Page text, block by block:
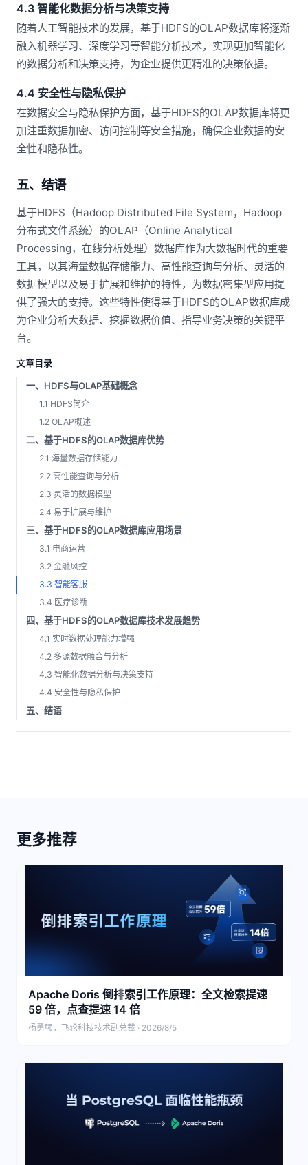
4.3 智能化数据分析与决策支持
随着人工智能技术的发展，基于HDFS的OLAP数据库将逐渐
融入机器学习、深度学习等智能分析技术，实现更加智能化
的数据分析和决策支持，为企业提供更精准的决策依据。
4.4 安全性与隐私保护
在数据安全与隐私保护方面，基于HDFS的OLAP数据库将更
加注重数据加密、访问控制等安全措施，确保企业数据的安
全性和隐私性。
五、结语
基于HDFS（Hadoop Distributed File System，Hadoop
分布式文件系统）的OLAP（Online Analytical
Processing，在线分析处理）数据库作为大数据时代的重要
工具，以其海量数据存储能力、高性能查询与分析、灵活的
数据模型以及易于扩展和维护的特性，为数据密集型应用提
供了强大的支持。这些特性使得基于HDFS的OLAP数据库成
为企业分析大数据、挖掘数据价值、指导业务决策的关键平
台。
文章目录
一、HDFS与OLAP基础概念
1.1 HDFS简介
1.2 OLAP概述
二、基于HDFS的OLAP数据库优势
2.1 海量数据存储能力
2.2 高性能查询与分析
2.3 灵活的数据模型
2.4 易于扩展与维护
三、基于HDFS的OLAP数据库应用场景
3.1 电商运营
3.2 金融风控
3.3 智能客服
3.4 医疗诊断
四、基于HDFS的OLAP数据库技术发展趋势
4.1 实时数据处理能力增强
4.2 多源数据融合与分析
4.3 智能化数据分析与决策支持
4.4 安全性与隐私保护
五、结语
更多推荐
Apache Doris 倒排索引工作原理：全文检索提速
59 倍，点查提速 14 倍
杨勇强，飞轮科技技术副总裁 · 2026/8/5